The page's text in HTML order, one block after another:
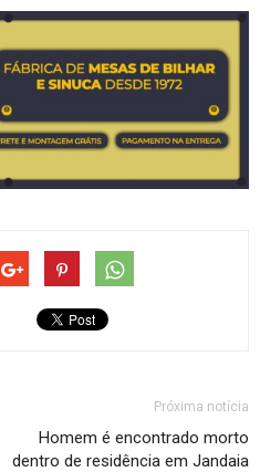
Próxima notícia
Homem é encontrado morto
dentro de residência em Jandaia